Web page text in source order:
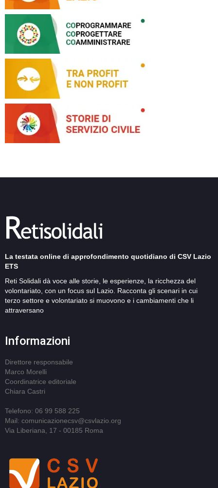
La testata online di approfondimento quotidiano di CSV Lazio
ETS
Reti Solidali dà voce alle storie, le esperienze, la ricchezza del
volontariato, con un focus sul Lazio. Racconta gli scenari in cui
terzo settore e volontariato si muovono e i cambiamenti che li
attraversano
Informazioni
Direttore responsabile
Marco Morelli
Coordinatrice editoriale
Chiara Castri
Telefono: 06 99 588 225
Mail: comunicazionecsv@csvlazio.org
Via Liberiana, 17 - 00185 Roma